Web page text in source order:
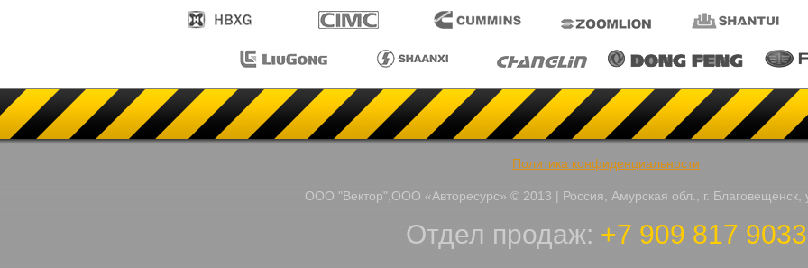
Политика конфиденциальности
ООО "Вектор",ООО «Авторесурс» © 2013 | Россия, Амурская обл., г. Благовещенск,
Отдел продаж: +7 909 817 9033